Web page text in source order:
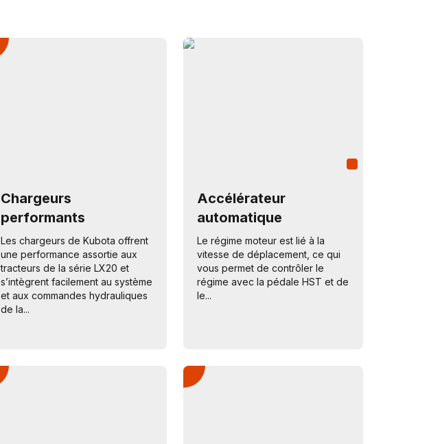
Chargeurs
performants
Les chargeurs de Kubota offrent
une performance assortie aux
tracteurs de la série LX20 et
s’intègrent facilement au système
et aux commandes hydrauliques
de la...
Accélérateur
automatique
Le régime moteur est lié à la
vitesse de déplacement, ce qui
vous permet de contrôler le
régime avec la pédale HST et de
le...